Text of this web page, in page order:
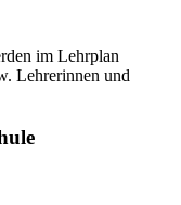
im Lehrplan
Lehrerinnen und